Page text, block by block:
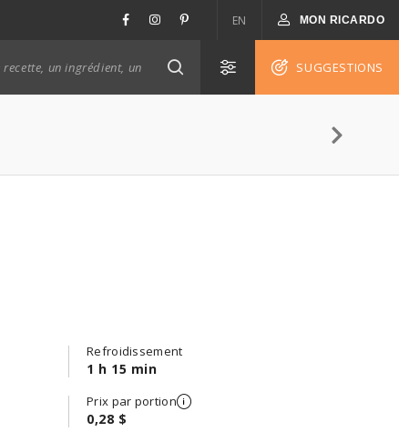
EN MON RICARDO
SUGGESTIONS
Refroidissement
1 h 15 min
Prix par portion
0,28 $